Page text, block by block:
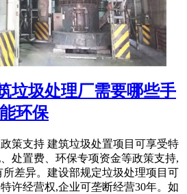
垃圾处理厂需要哪些手
环保
策支持 建筑垃圾处置项目可享受特
处置费、环保专项资金等政策支持,
所差异。建设部规定垃圾处理项目可
许经营权,企业可垄断经营30年。如